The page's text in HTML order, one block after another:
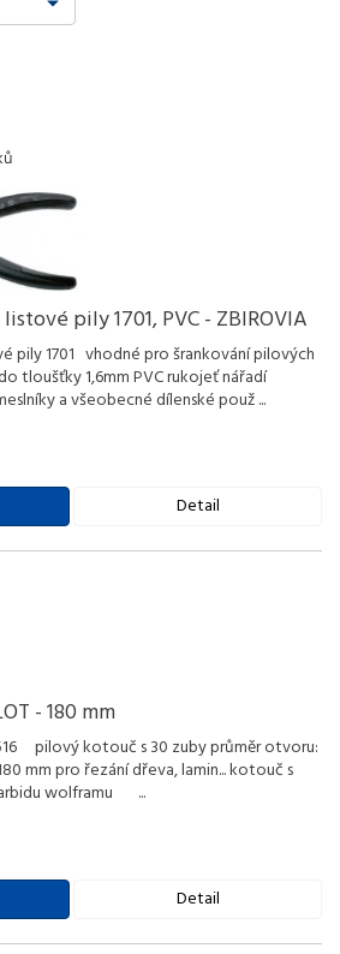
pily 1701, PVC - ZBIROVIA
pily 1701 vhodné pro šrankování pilových
tloušťky 1,6mm PVC rukojeť nářadí
a všeobecné dílenské použ...
Detail
- 180 mm
pilový kotouč s 30 zuby průměr otvoru:
mm pro řezání dřeva, lamin... kotouč s
wolframu ...
Detail